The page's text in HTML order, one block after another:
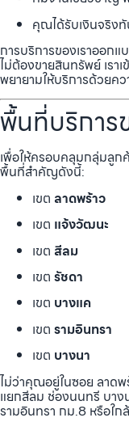
คุณได้รับเงินจริง
การบริการของเราออก
ไม่ต้องขายสินทรัพย์ เรา
พยายามให้บริการด้วยคว
พื้นที่บริการ
เพื่อให้ครอบคลุมกลุ่มลูก
พื้นที่สำคัญดังนี้:
เขต ลาดพร้าว
เขต แจ้งวัฒนะ
เขต สีลม
เขต รัชดา
เขต บางแค
เขต รามอินทรา
เขต บางนา
ไม่ว่าคุณอยู่ในซอย ลาดพ
แยกสีลม ช่องนนทรี บาง
รามอินทรา กม.8 หรือใ